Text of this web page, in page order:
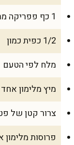
1 כף פפריקה מתוקה
1/2 כפית כמון
מלח לפי הטעם
מיץ מלימון
צרור קטן של
פרוסות